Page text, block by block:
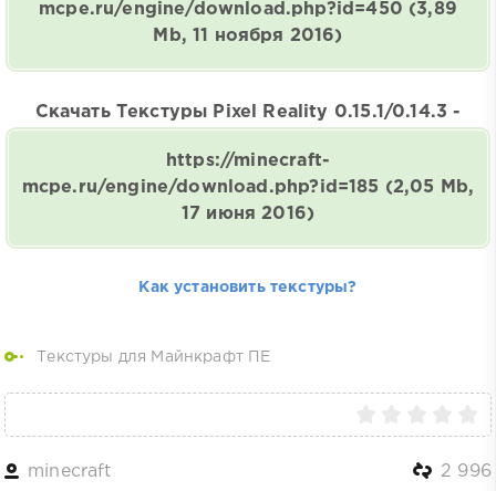
mcpe.ru/engine/download.php?id=450 (3,89
Mb, 11 ноября 2016)
Скачать Текстуры Pixel Reality 0.15.1/0.14.3 -
https://minecraft-
mcpe.ru/engine/download.php?id=185 (2,05 Mb,
17 июня 2016)
Как установить текстуры?
Текстуры для Майнкрафт ПЕ
minecraft 2 996